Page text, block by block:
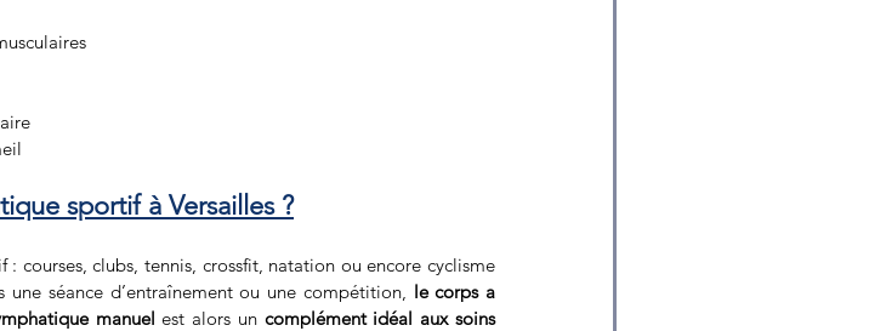
sportif à Versailles ?
courses, clubs, tennis, crossfit, natation ou encore cyclisme
séance d’entraînement ou une compétition, le corps a
manuel est alors un complément idéal aux soins